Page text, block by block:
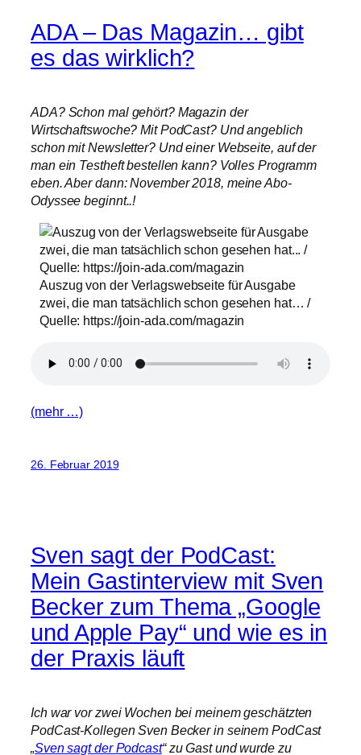
ADA – Das Magazin… gibt
es das wirklich?
ADA? Schon mal gehört? Magazin der
Wirtschaftswoche? Mit PodCast? Und angeblich
schon mit Newsletter? Und einer Webseite, auf der
man ein Testheft bestellen kann? Volles Programm
eben. Aber dann: November 2018, meine Abo-
Odyssee beginnt..!
Auszug von der Verlagswebseite für Ausgabe
zwei, die man tatsächlich schon gesehen hat… /
Quelle: https://join-ada.com/magazin
(mehr …)
26. Februar 2019
Sven sagt der PodCast:
Mein Gastinterview mit Sven
Becker zum Thema „Google
und Apple Pay“ und wie es in
der Praxis läuft
Ich war vor zwei Wochen bei meinem geschätzten
PodCast-Kollegen Sven Becker in seinem PodCast
Sven sagt der Podcast“ zu Gast und wurde zu